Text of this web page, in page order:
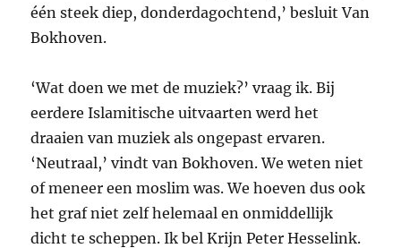
één steek diep, donderdagochtend,’ besluit Van
Bokhoven.
‘Wat doen we met de muziek?’ vraag ik. Bij
eerdere Islamitische uitvaarten werd het
draaien van muziek als ongepast ervaren.
‘Neutraal,’ vindt van Bokhoven. We weten niet
of meneer een moslim was. We hoeven dus ook
het graf niet zelf helemaal en onmiddellijk
dicht te scheppen. Ik bel Krijn Peter Hesselink.